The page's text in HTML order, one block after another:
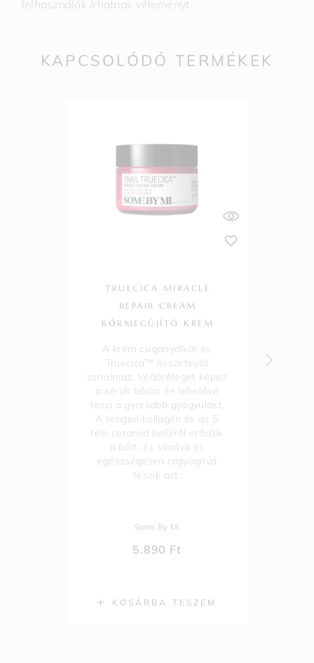
felhasználók írhatnak véleményt.
KAPCSOLÓDÓ TERMÉKEK
KOSÁRBA TESZEM
TRUECICA MIRACLE
REPAIR CREAM
BŐRMEGÚJÍTÓ KRÉM
A krém csiganyálkát és
Truecica™ összetevőt
tartalmaz. Védőréteget képez
a sérült bőrön és lehetővé
teszi a gyorsabb gyógyulást.
A tengeri kollagén és az 5
féle ceramid belülről erősítik
a bőrt, és simává és
egészségesen ragyogóvá
teszik azt.
Some By Mi
5.890 Ft